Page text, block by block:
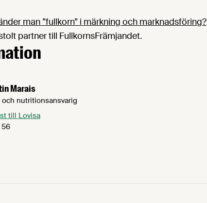
man ”fullkorn” i märkning och marknadsföring?
partner till FullkornsFrämjandet.
Marais
nutritionsansvarig
till Lovisa